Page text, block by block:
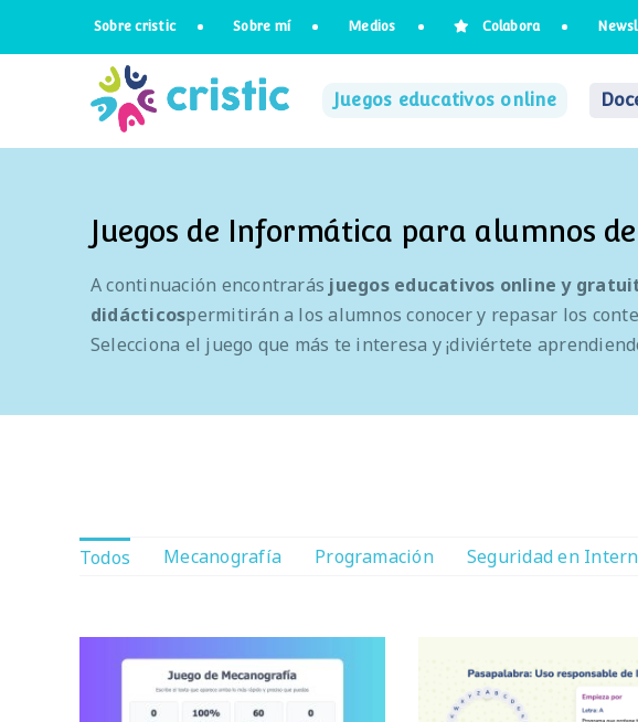
Sobre cristic Sobre mí Medios Colabora
Juegos educativos online
Juegos de Informática para alumnos
A continuación encontrarás juegos educativos online y
didácticospermitirán a los alumnos conocer y repasar los
Selecciona el juego que más te interesa y ¡diviértete
Todos Mecanografía Programación Seguridad en